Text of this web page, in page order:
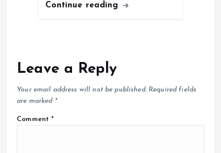
Continue reading
Leave a Reply
Your email address will not be published. Required fields
are marked *
Comment*